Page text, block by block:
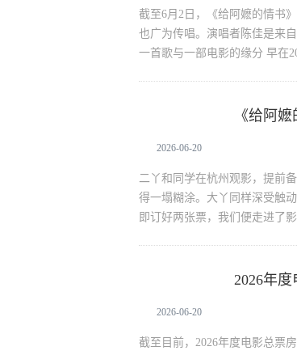
截至6月2日，《给阿嬷的情书
也广为传唱。演唱者陈佳是来
一首歌与一部电影的缘分 早在
《给阿
2026-06-20
二丫和同学在杭州观影，提前
得一塌糊涂。大丫同样深受触
即订好两张票，我们便走进了
2026年
2026-06-20
截至目前，2026年度电影总票